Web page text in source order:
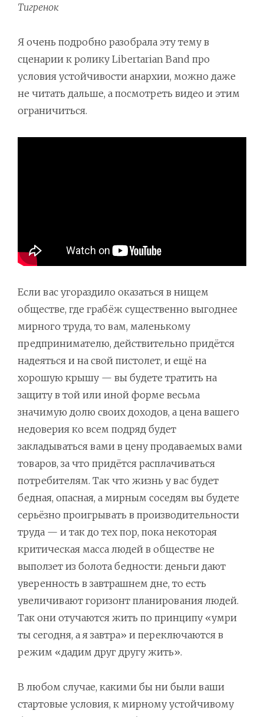
Тигренок
Я очень подробно разобрала эту тему в
сценарии к ролику Libertarian Band про
условия устойчивости анархии, можно даже
не читать дальше, а посмотреть видео и этим
ограничиться.
Если вас угораздило оказаться в нищем
обществе, где грабёж существенно выгоднее
мирного труда, то вам, маленькому
предпринимателю, действительно придётся
надеяться и на свой пистолет, и ещё на
хорошую крышу — вы будете тратить на
защиту в той или иной форме весьма
значимую долю своих доходов, а цена вашего
недоверия ко всем подряд будет
закладываться вами в цену продаваемых вами
товаров, за что придётся расплачиваться
потребителям. Так что жизнь у вас будет
бедная, опасная, а мирным соседям вы будете
серьёзно проигрывать в производительности
труда — и так до тех пор, пока некоторая
критическая масса людей в обществе не
выползет из болота бедности: деньги дают
уверенность в завтрашнем дне, то есть
увеличивают горизонт планирования людей.
Так они отучаются жить по принципу «умри
ты сегодня, а я завтра» и переключаются в
режим «дадим друг другу жить».
В любом случае, какими бы ни были ваши
стартовые условия, к мирному устойчивому